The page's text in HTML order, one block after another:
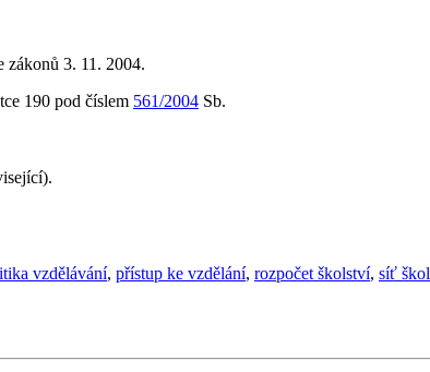
zákonů 3. 11. 2004.
190 pod číslem 561/2004 Sb.
vzdělávání, přístup ke vzdělání, rozpočet školství, síť škol